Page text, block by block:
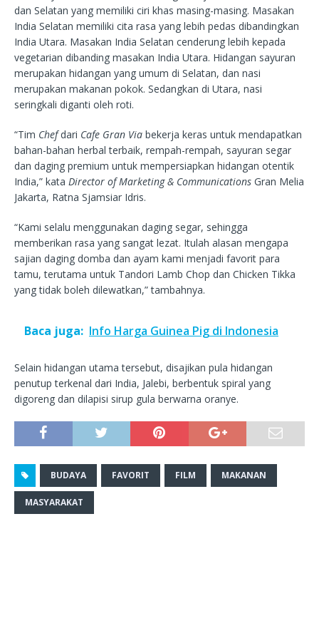
dan Selatan yang memiliki ciri khas masing-masing. Masakan
India Selatan memiliki cita rasa yang lebih pedas dibandingkan
India Utara. Masakan India Selatan cenderung lebih kepada
vegetarian dibanding masakan India Utara. Hidangan sayuran
merupakan hidangan yang umum di Selatan, dan nasi
merupakan makanan pokok. Sedangkan di Utara, nasi
seringkali diganti oleh roti.
“Tim Chefdari Cafe Gran Via bekerja keras untuk mendapatkan
bahan-bahan herbal terbaik, rempah-rempah, sayuran segar
dan daging premium untuk mempersiapkan hidangan otentik
India,” kata Director of Marketing & Communications Gran Melia
Jakarta, Ratna Sjamsiar Idris.
“Kami selalu menggunakan daging segar, sehingga
memberikan rasa yang sangat lezat. Itulah alasan mengapa
sajian daging domba dan ayam kami menjadi favorit para
tamu, terutama untuk Tandori Lamb Chop dan Chicken Tikka
yang tidak boleh dilewatkan,” tambahnya.
Baca juga: Info Harga Guinea Pig di Indonesia
Selain hidangan utama tersebut, disajikan pula hidangan
penutup terkenal dari India, Jalebi, berbentuk spiral yang
digoreng dan dilapisi sirup gula berwarna oranye.
BUDAYA FAVORIT FILM MAKANAN
MASYARAKAT